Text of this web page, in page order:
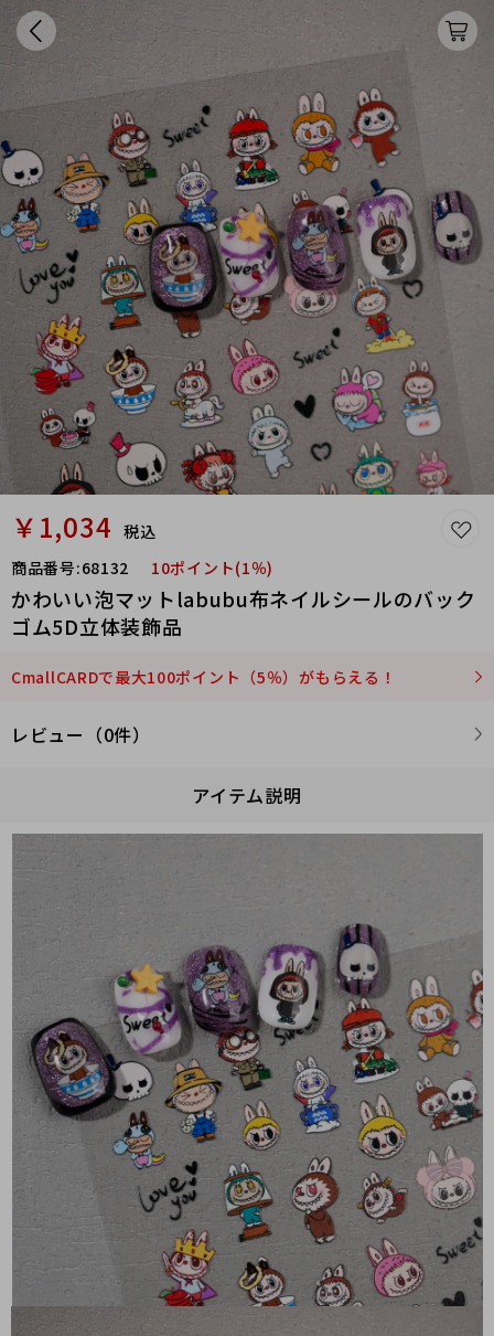
￥1,034 税込
商品番号:68132 10ポイント(1％)
かわいい泡マットlabubu布ネイルシールのバック
ゴム5D立体装飾品
CmallCARDで最大100ポイント（5％）がもらえる！
レビュー（0件）
アイテム説明